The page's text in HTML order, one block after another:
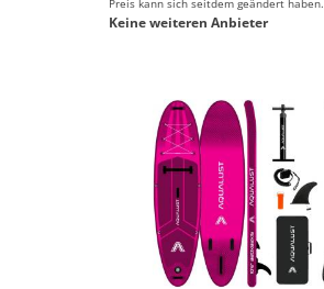
Preis kann sich seitdem geändert haben.
Keine weiteren Anbieter